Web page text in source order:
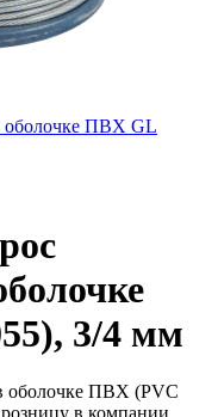
оболочке ПВХ GL
3/4 мм
оболочке ПВХ (PVC